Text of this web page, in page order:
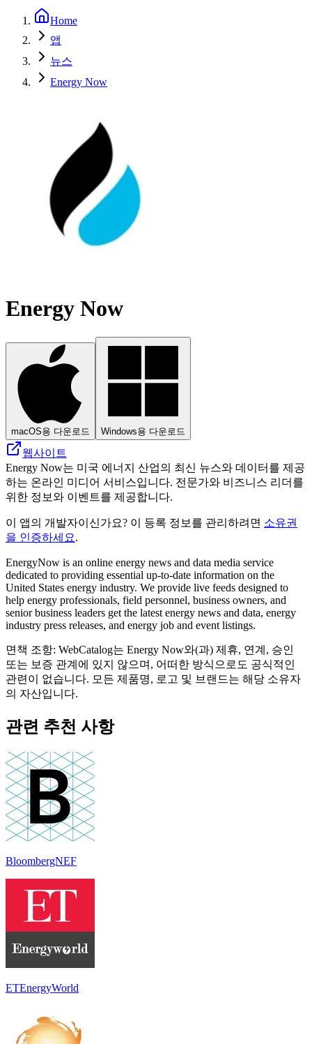
Home
앱
뉴스
Energy Now
Energy Now
macOS용 다운로드 Windows용 다운로드
웹사이트
Energy Now는 미국 에너지 산업의 최신 뉴스와 데이터를 제공
하는 온라인 미디어 서비스입니다. 전문가와 비즈니스 리더를
위한 정보와 이벤트를 제공합니다.
이 앱의 개발자이신가요? 이 등록 정보를 관리하려면 소유권
을 인증하세요.
EnergyNow is an online energy news and data media service
dedicated to providing essential up-to-date information on the
United States energy industry. We provide live feeds designed to
help energy professionals, field personnel, business owners, and
senior business leaders get the latest energy news and data, energy
industry press releases, and energy job and event listings.
면책 조항: WebCatalog는 Energy Now와(과) 제휴, 연계, 승인
또는 보증 관계에 있지 않으며, 어떠한 방식으로도 공식적인
관련이 없습니다. 모든 제품명, 로고 및 브랜드는 해당 소유자
의 자산입니다.
관련 추천 사항
BloombergNEF
ETEnergyWorld